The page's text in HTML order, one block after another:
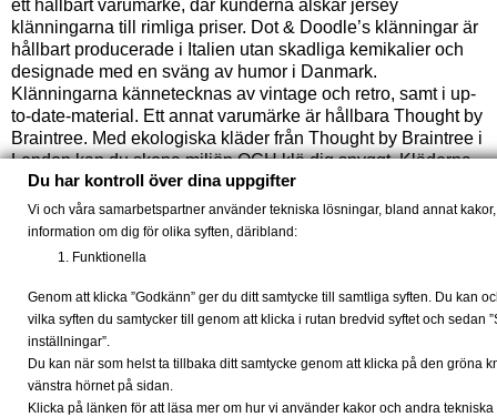
ett hållbart varumärke, där kunderna älskar jersey
klänningarna till rimliga priser. Dot & Doodle’s klänningar är
hållbart producerade i Italien utan skadliga kemikalier och
designade med en sväng av humor i Danmark.
Klänningarna kännetecknas av vintage och retro, samt i up-
to-date-material. Ett annat varumärke är hållbara Thought by
Braintree. Med ekologiska kläder från Thought by Braintree i
London kan du skona miljön OCH klä dig snyggt. Kläderna
från Thought by Braintree är både ekologiska och hållbar
samtidigt bekväma och mjuka - och kolla priserna: det är
riktigt billigt när man förstår att det är ekologiska kläder!
Thought by Braintree gör T-shirt, leggings och klänningar i
kända är de läckra och fotvårdande bambustrumpor.
Strumporna finns både för kvinnor och män, där även
männen älskar de ekologiska herrskjortor av hampa och
ekologisk bomull. För kvinnor finns det också ekologiska
kläder från tyska Tranquillo, som bland annat gör läckra
GOTS-certifierade jerseykläder.
Du har kontroll över dina uppgifter
Vi och våra samarbetspartner använder tekniska lösningar, bland annat
information om dig för olika syften, däribland:
Funktionella
Genom att klicka ”Godkänn” ger du ditt samtycke till samtliga syften. Du kan
vilka syften du samtycker till genom att klicka i rutan bredvid syftet och sedan
inställningar”.
Du kan när som helst ta tillbaka ditt samtycke genom att klicka på den gröna
vänstra hörnet på sidan.
Klicka på länken för att läsa mer om hur vi använder kakor och andra